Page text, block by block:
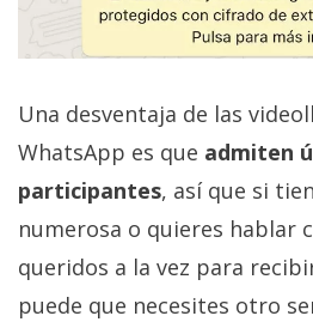
Una desventaja de las
WhatsApp es que admiten
participantes, así que si
numerosa o quieres hablar
queridos a la vez para
puede que necesites otro